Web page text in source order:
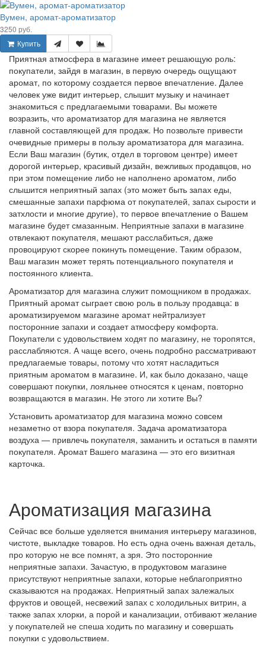
Вумен, аромат-ароматизатор
3250 руб.
Купить
Приятная атмосфера в магазине имеет решающую роль:
покупатели, зайдя в магазин, в первую очередь ощущают
аромат, по которому создается первое впечатление. Далее
человек уже видит интерьер, слышит музыку и начинает
знакомиться с предлагаемыми товарами. Вы можете
возразить, что ароматизатор для магазина не является
главной составляющей для продаж. Но позвольте привести
очевидные примеры в пользу ароматизатора для магазина.
Если Ваш магазин (бутик, отдел в торговом центре) имеет
дорогой интерьер, красивый дизайн, вежливых продавцов, но
при этом помещение либо не наполнено ароматом, либо
слышится неприятный запах (это может быть запах еды,
смешанные запахи парфюма от покупателей, запах сырости и
затхлости и многие другие), то первое впечатление о Вашем
магазине будет смазанным. Неприятные запахи в магазине
отвлекают покупателя, мешают расслабиться, даже
провоцируют скорее покинуть помещение. Таким образом,
Ваш магазин может терять потенциального покупателя и
постоянного клиента.
Ароматизатор для магазина служит помощником в продажах.
Приятный аромат сыграет свою роль в пользу продавца: в
ароматизируемом магазине аромат нейтрализует
посторонние запахи и создает атмосферу комфорта.
Покупатели с удовольствием ходят по магазину, не торопятся,
расслабляются. А чаще всего, очень подробно рассматривают
предлагаемые товары, потому что хотят насладиться
приятным ароматом в магазине. И, как было доказано, чаще
совершают покупки, лояльнее относятся к ценам, повторно
возвращаются в магазин. Не этого ли хотите Вы?
Установить ароматизатор для магазина можно совсем
незаметно от взора покупателя. Задача ароматизатора
воздуха — привлечь покупателя, заманить и остаться в памяти
покупателя. Аромат Вашего магазина — это его визитная
карточка.
Ароматизация магазина
Сейчас все больше уделяется внимания интерьеру магазинов,
чистоте, выкладке товаров. Но есть одна очень важная деталь,
про которую не все помнят, а зря. Это посторонние
неприятные запахи. Зачастую, в продуктовом магазине
присутствуют неприятные запахи, которые неблагоприятно
сказываются на продажах. Неприятный запах залежалых
фруктов и овощей, несвежий запах с холодильных витрин, а
также запах хлорки, а порой и канализации, отбивают желание
у покупателей не спеша ходить по магазину и совершать
покупки с удовольствием.